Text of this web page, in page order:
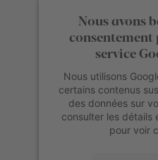
Nous avons
service
Nous utilisons
certains contenus
des données sur
consulter les détails
pour voir